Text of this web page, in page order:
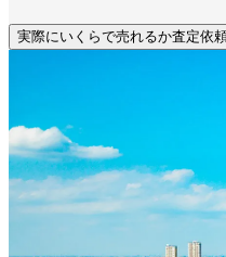
実際にいくらで売れるか査定依